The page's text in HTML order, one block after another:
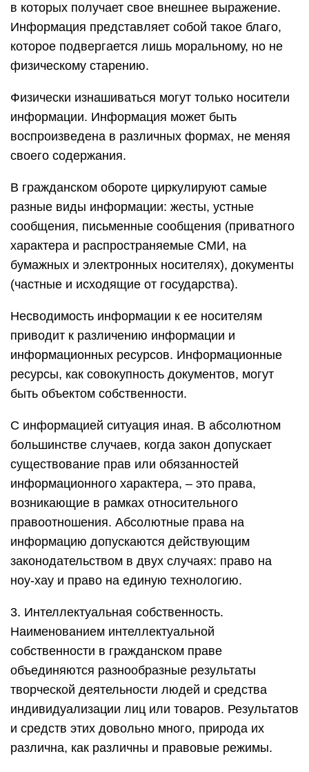
в которых получает свое внешнее выражение.
Информация представляет собой такое благо,
которое подвергается лишь моральному, но не
физическому старению.
Физически изнашиваться могут только носители
информации. Информация может быть
воспроизведена в различных формах, не меняя
своего содержания.
В гражданском обороте циркулируют самые
разные виды информации: жесты, устные
сообщения, письменные сообщения (приватного
характера и распространяемые СМИ, на
бумажных и электронных носителях), документы
(частные и исходящие от государства).
Несводимость информации к ее носителям
приводит к различению информации и
информационных ресурсов. Информационные
ресурсы, как совокупность документов, могут
быть объектом собственности.
С информацией ситуация иная. В абсолютном
большинстве случаев, когда закон допускает
существование прав или обязанностей
информационного характера, – это права,
возникающие в рамках относительного
правоотношения. Абсолютные права на
информацию допускаются действующим
законодательством в двух случаях: право на
ноу-хау и право на единую технологию.
3. Интеллектуальная собственность.
Наименованием интеллектуальной
собственности в гражданском праве
объединяются разнообразные результаты
творческой деятельности людей и средства
индивидуализации лиц или товаров. Результатов
и средств этих довольно много, природа их
различна, как различны и правовые режимы.